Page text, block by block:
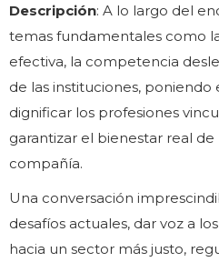
Descripción: A lo largo del
temas fundamentales como
efectiva, la competencia
de las instituciones,
dignificar los profesiones
garantizar el bienestar real de
compañía.
Una conversación
desafíos actuales, dar voz a
hacia un sector más justo,